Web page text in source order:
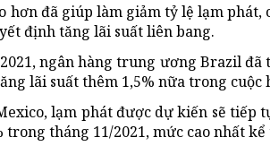
hơn đã giúp làm giảm tỷ lệ lạm phát,
định tăng lãi suất liên bang.
ngân hàng trung ương Brazil đã
lãi suất thêm 1,5% nữa trong cuộc
lạm phát được dự kiến sẽ tiếp
trong tháng 11/2021, mức cao nhất kể